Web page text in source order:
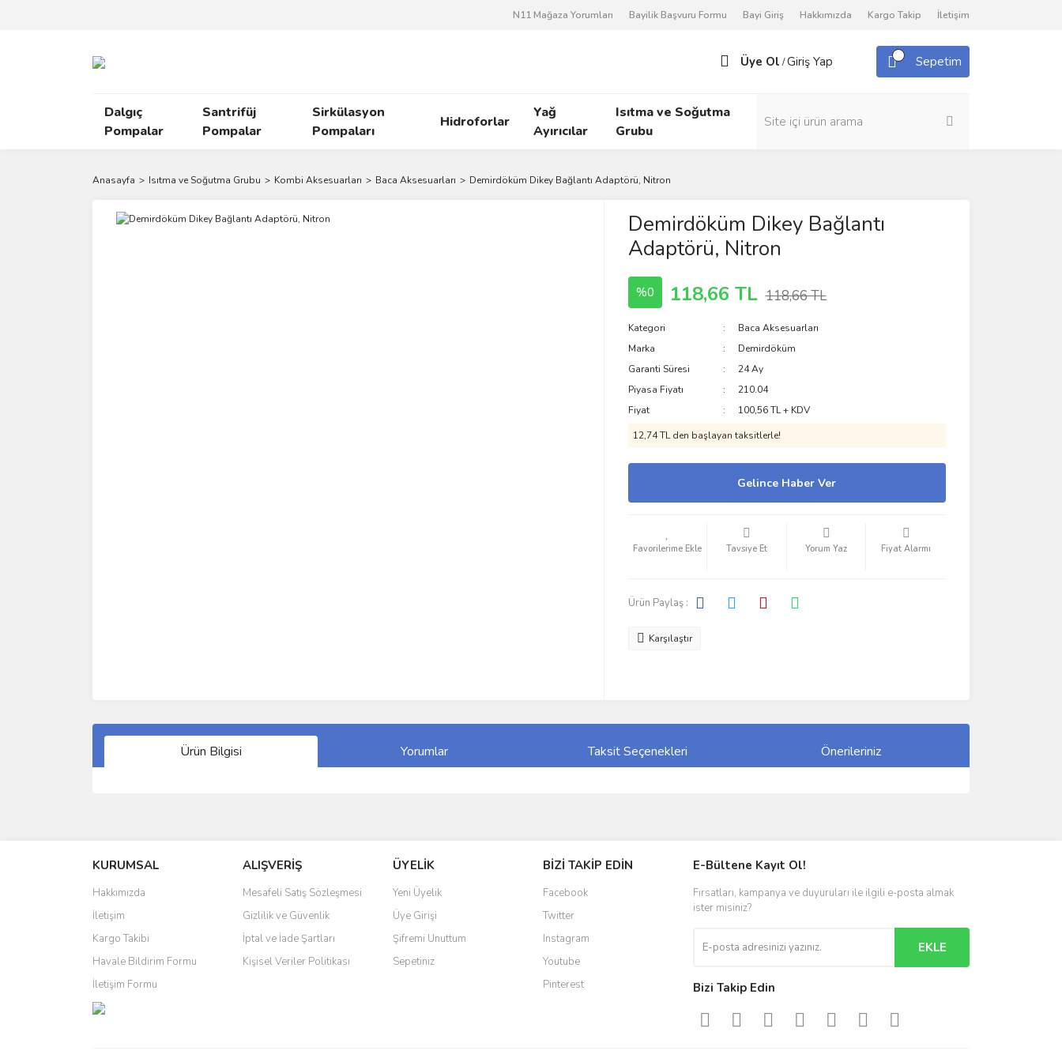
N11 Mağaza Yorumları Bayilik Başvuru Formu Bayi Giriş Hakkımızda Kargo Takip İletişim
Üye Ol /Giriş Yap Sepetim
Dalgıç
Pompalar
Santrifüj
Pompalar
Sirkülasyon
Pompaları
Hidroforlar
Yağ
Ayırıcılar
Isıtma ve Soğutma
Grubu
Anasayfa Isıtma ve Soğutma Grubu Kombi Aksesuarları Baca Aksesuarları Demirdöküm Dikey Bağlantı Adaptörü, Nitron
Demirdöküm Dikey Bağlantı
Adaptörü, Nitron
%0 118,66 TL 118,66 TL
Kategori
Baca Aksesuarları
Marka
Demirdöküm
Garanti Süresi
24 Ay
Piyasa Fiyatı
210.04
Fiyat
100,56 TL + KDV
12,74 TL den başlayan taksitlerle!
Gelince Haber Ver
Tavsiye Et Yorum Yaz Fiyat Alarmı
Ürün Paylaş :
Karşılaştır
Ürün Bilgisi Yorumlar Taksit Seçenekleri Önerileriniz
Ürün resmi kalitesiz, bozuk veya görüntülenemiyor.
Ürün açıklamasında eksik bilgiler bulunuyor.
Ürün bilgilerinde hatalar bulunuyor.
Ürün fiyatı diğer sitelerden daha pahalı.
Bu ürüne benzer farklı alternatifler olmalı.
KURUMSAL
Hakkımızda
İletişim
Kargo Takibi
Havale Bildirim Formu
İletişim Formu
ALIŞVERİŞ
Mesafeli Satış Sözleşmesi
Gizlilik ve Güvenlik
İptal ve İade Şartları
Kişisel Veriler Politikası
ÜYELİK
Yeni Üyelik
Üye Girişi
Şifremi Unuttum
Sepetiniz
BİZİ TAKİP EDİN
Facebook
Twitter
Instagram
Youtube
Pinterest
E-Bültene Kayıt Ol!
Fırsatları, kampanya ve duyuruları ile ilgili e-posta almak
ister misiniz?
EKLE
Bizi Takip Edin